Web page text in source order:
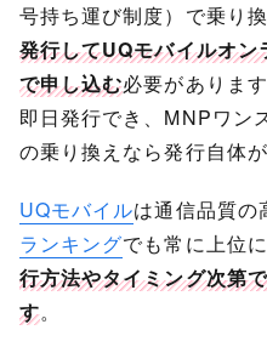
号持ち運び制度）で乗り
発行してUQモバイルオ
で申し込む必要がありま
即日発行でき、MNPワン
の乗り換えなら発行自体が
UQモバイルは通信品質の
ランキングでも常に上位
行方法やタイミング次第
す。